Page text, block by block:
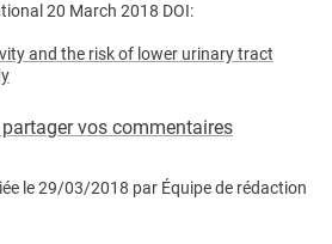
20 March 2018 DOI:
and the risk of lower urinary tract
vos commentaires
le29/03/2018 par Équipe de rédaction